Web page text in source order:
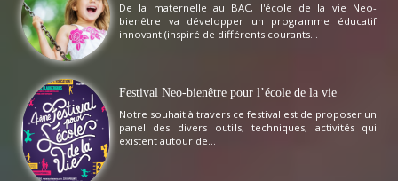
De la maternelle au BAC, l'école de la vie Neo-
bienêtre va développer un programme éducatif
innovant (inspiré de différents courants...
Festival Neo-bienêtre pour l’école de la vie
Notre souhait à travers ce festival est de proposer un
panel des divers outils, techniques, activités qui
existent autour de...